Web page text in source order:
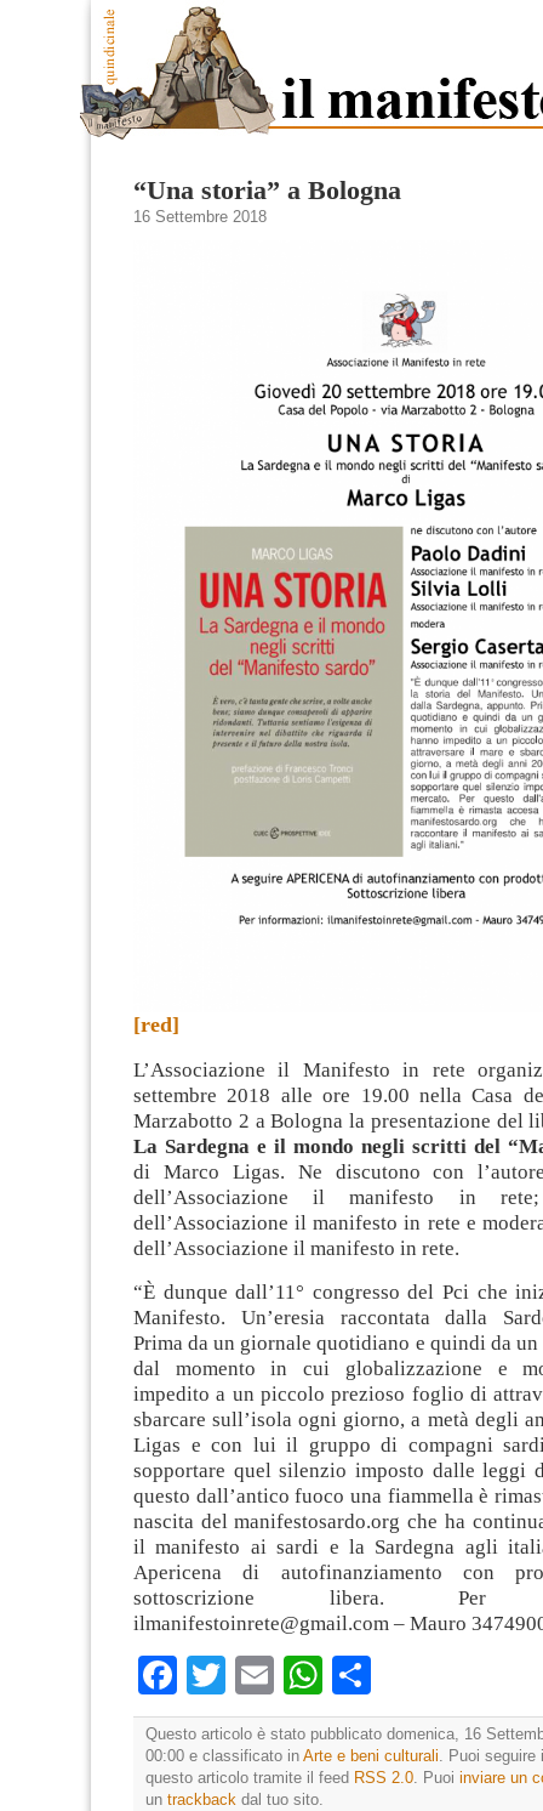
“Una storia” a Bologna
16 Settembre 2018
[red]
L’Associazione il Manifesto in rete
settembre 2018 alle ore 19.00 nella Casa
Marzabotto 2 a Bologna la presentazione del
La Sardegna e il mondo negli scritti del
di Marco Ligas. Ne discutono con
dell’Associazione il manifesto in
dell’Associazione il manifesto in rete e
dell’Associazione il manifesto in rete.
“È dunque dall’11° congresso del Pci che
Manifesto. Un’eresia raccontata dalla
Prima da un giornale quotidiano e quindi da
dal momento in cui globalizzazione e
impedito a un piccolo prezioso foglio di
sbarcare sull’isola ogni giorno, a metà degli
Ligas e con lui il gruppo di compagni
sopportare quel silenzio imposto dalle leggi
questo dall’antico fuoco una fiammella è
nascita del manifestosardo.org che ha
il manifesto ai sardi e la Sardegna agli
Apericena di autofinanziamento con
sottoscrizione libera. Per
ilmanifestoinrete@gmail.com – Mauro
Facebook
TwitterEmailWhatsApp
Questo articolo è stato pubblicato domenica, 16
00:00 e classificato in Arte e beni culturali. Puoi seguire
questo articolo tramite il feed RSS 2.0. Puoi inviare un
un trackback dal tuo sito.